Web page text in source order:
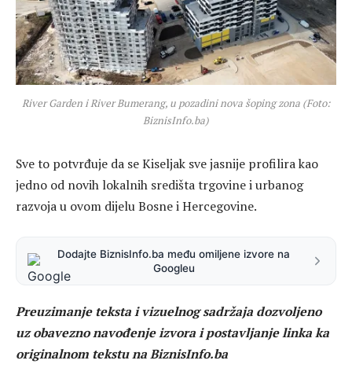
River Garden i River Bumerang, u pozadini nova šoping zona (Foto:
BiznisInfo.ba)
Sve to potvrđuje da seKiseljak sve jasnije profilira kao
jedno od novih lokalnih središta trgovine i urbanog
razvoja u ovom dijelu Bosne i Hercegovine.
Dodajte BiznisInfo.ba među omiljene izvore na
Googleu
Preuzimanje teksta i vizuelnog sadržaja dozvoljeno
uz obavezno navođenje izvora i postavljanje linka ka
originalnom tekstu na BiznisInfo.ba